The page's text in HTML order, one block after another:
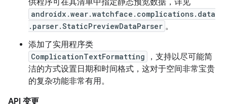
供程序可在其清单中指定静态预览数据，详见
androidx.wear.watchface.complications.data
.parser.StaticPreviewDataParser 。
添加了实用程序类
ComplicationTextFormatting
，支持以尽可能简
洁的方式设置日期和时间格式，这对于空间非常宝贵
的复杂功能非常有用。
API 变更